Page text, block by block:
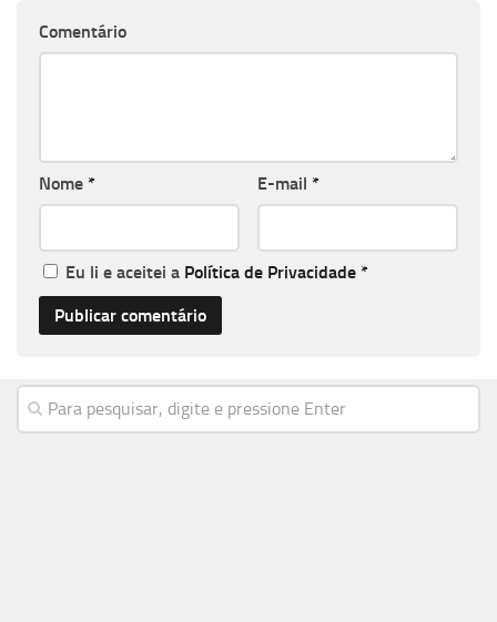
Comentário
Nome * E-mail *
Eu li e aceitei a Política de Privacidade *